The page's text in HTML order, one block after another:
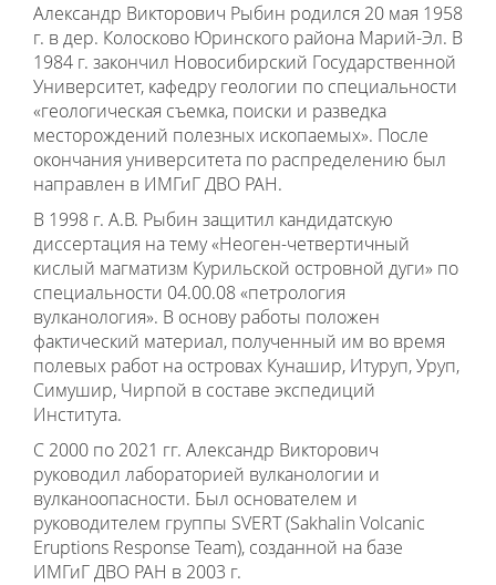
Александр Викторович Рыбин родился 20 мая 1958
г. в дер. Колосково Юринского района Марий-Эл. В
1984 г. закончил Новосибирский Государственной
Университет, кафедру геологии по специальности
«геологическая съемка, поиски и разведка
месторождений полезных ископаемых». После
окончания университета по распределению был
направлен в ИМГиГ ДВО РАН.
В 1998 г. А.В. Рыбин защитил кандидатскую
диссертация на тему «Неоген-четвертичный
кислый магматизм Курильской островной дуги» по
специальности 04.00.08 «петрология
вулканология». В основу работы положен
фактический материал, полученный им во время
полевых работ на островах Кунашир, Итуруп, Уруп,
Симушир, Чирпой в составе экспедиций
Института.
С 2000 по 2021 гг. Александр Викторович
руководил лабораторией вулканологии и
вулканоопасности. Был основателем и
руководителем группы SVERT (Sakhalin Volcanic
Eruptions Response Team), созданной на базе
ИМГиГ ДВО РАН в 2003 г.